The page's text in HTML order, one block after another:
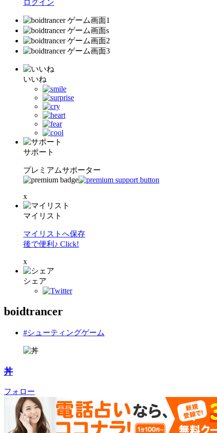
ログイン
いいね
サポート
プレミアムサポーター
x
マイリスト
マイリストへ保存
後で便利♪ Click!
x
シェア
boidtrancer
#シューティングゲーム
丼
フォロー